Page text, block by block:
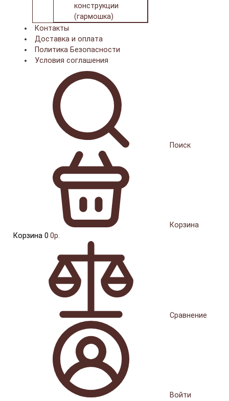
конструкции
(гармошка)
Контакты
Доставка и оплата
Политика Безопасности
Условия соглашения
Поиск
Корзина
Корзина 0 0р.
Сравнение
Войти